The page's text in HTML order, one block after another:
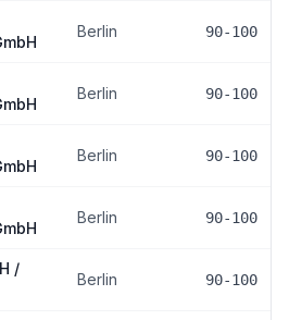
Berlin 90-100
Berlin 90-100
Berlin 90-100
Berlin 90-100
/
Berlin 90-100